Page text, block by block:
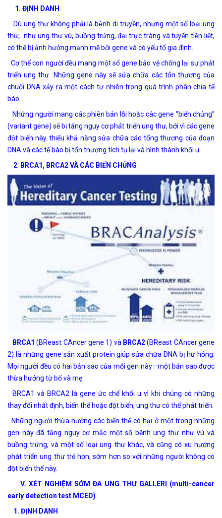
1. ĐỊNH DANH
Dù ung thư không phải là bệnh di truyền, nhưng một số loại ung
thư, như ung thư vú, buồng trứng, đại trực tràng và tuyến tiền liệt,
có thể bị ảnh hưởng mạnh mẽ bởi gene và có yếu tố gia đình.
Cơ thể con người đều mang một số gene bảo vệ chống lại sự phát
triển ung thư. Những gene này sẽ sửa chữa các tổn thương của
chuối DNA xảy ra một cách tự nhiên trong quá trình phân chia tế
bào.
Những người mang các phiên bản lỗi hoặc các gene “biến chủng”
(variant gene) sẽ bị tăng nguy cơ phát triển ung thư, bởi vì các gene
đột biến này thiếu khả năng sửa chữa các tổng thương của đoạn
DNA và các tế bào bị tổn thương tích tụ lại và hình thành khối u.
2 BRCA1, BRCA2 VÀ CÁC BIẾN CHỦNG
BRCA1 (BReast CAncer gene 1) và BRCA2(BReast CAncer gene
2) là những gene sản xuất protein giúp sửa chữa DNA bị hư hỏng.
Mọi người đều có hai bản sao của mỗi gen này—một bản sao được
thừa hưởng từ bố và mẹ.
BRCA1 và BRCA2 là gene ức chế khối u vì khi chúng có những
thay đổi nhất định, biến thể hoặc đột biến, ung thư có thể phát triển.
Những người thừa hưởng các biến thể có hại ở một trong những
gen này đã tăng nguy cơ mắc một số bệnh ung thư như vú và
buồng trứng, và một số loại ung thư khác, và cũng có xu hướng
phát triển ung thư trẻ hơn, sớm hơn so với những người không có
đột biến thể này.
V. XÉT NGHIỆM SỚM ĐA UNG THƯ GALLERI (multi-cancer
early detection test MCED)
1. ĐỊNH DANH